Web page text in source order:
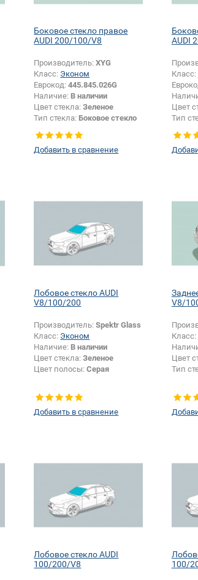
Боковое стекло правое
AUDI 200/100/V8
Производитель:XYG
Класс: Эконом
Еврокод:445.845.026G
Наличие: В наличии
Цвет стекла:Зеленое
Тип стекла: Боковое стекло
правое
Добавить в сравнение
AUDI
Класс:
Цвет
Тип
левое
Лобовое стекло AUDI
V8/100/200
Производитель:Spektr Glass
Класс: Эконом
Наличие: В наличии
Цвет стекла:Зеленое
Цвет полосы:Серая
Добавить в сравнение
V8/
Класс:
Цвет
Тип
Лобовое стекло AUDI
100/200/V8
100/